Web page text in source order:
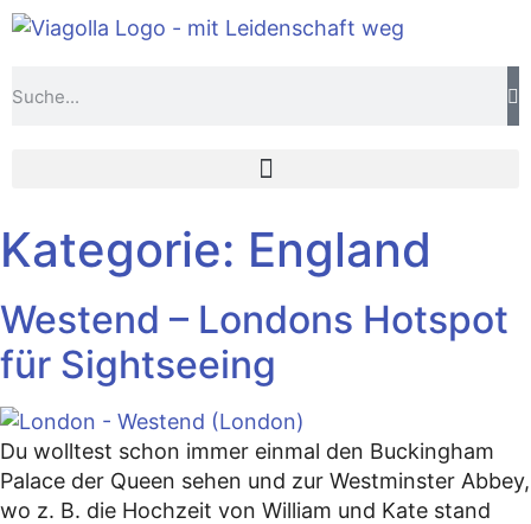
Kategorie: England
Westend – Londons Hotspot
für Sightseeing
Du wolltest schon immer einmal den Buckingham
Palace der Queen sehen und zur Westminster Abbey,
wo z. B. die Hochzeit von William und Kate stand